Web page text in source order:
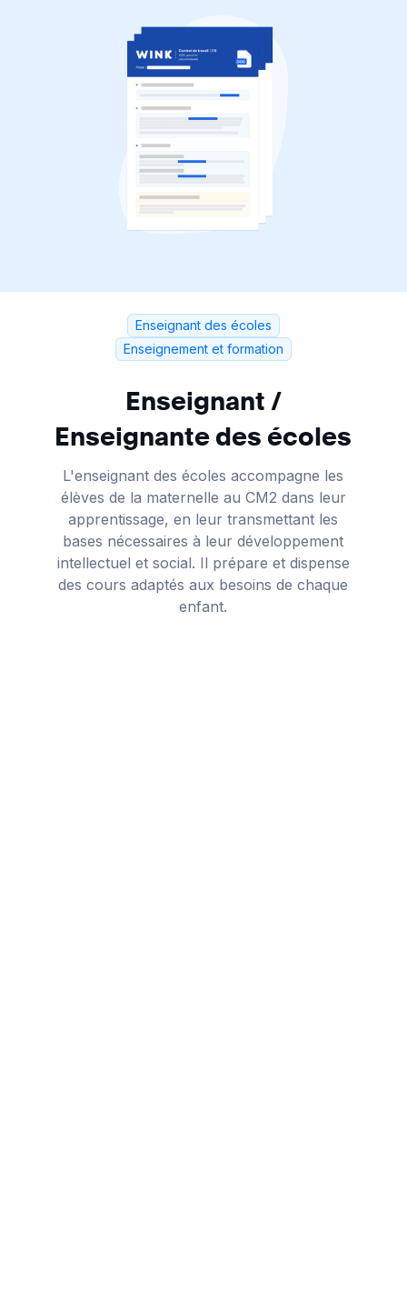
Enseignant des écoles
Enseignement et formation
Enseignant /
Enseignante des écoles
L'enseignant des écoles accompagne les
élèves de la maternelle au CM2 dans leur
apprentissage, en leur transmettant les
bases nécessaires à leur développement
intellectuel et social. Il prépare et dispense
des cours adaptés aux besoins de chaque
enfant.